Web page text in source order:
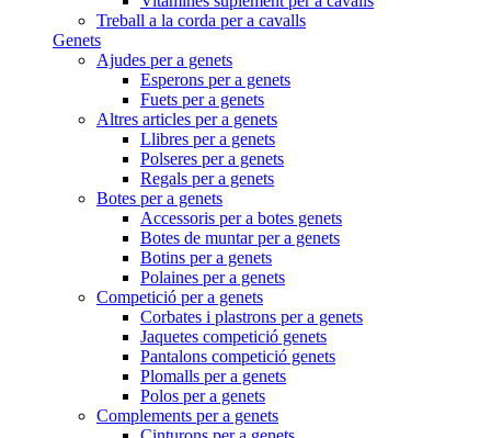
Treball a la corda per a cavalls
Genets
Ajudes per a genets
Esperons per a genets
Fuets per a genets
Altres articles per a genets
Llibres per a genets
Polseres per a genets
Regals per a genets
Botes per a genets
Accessoris per a botes genets
Botes de muntar per a genets
Botins per a genets
Polaines per a genets
Competició per a genets
Corbates i plastrons per a genets
Jaquetes competició genets
Pantalons competició genets
Plomalls per a genets
Polos per a genets
Complements per a genets